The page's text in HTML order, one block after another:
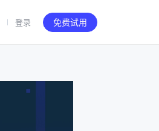
登录 免费试用